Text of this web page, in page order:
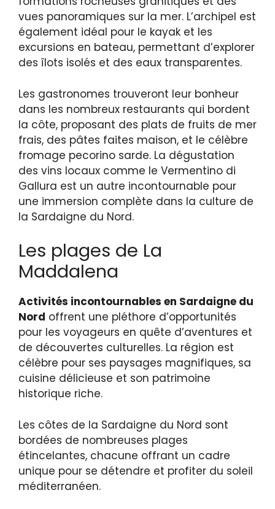
vues panoramiques sur la mer. L’archipel est
également idéal pour le kayak et les
excursions en bateau, permettant d’explorer
des îlots isolés et des eaux transparentes.
Les gastronomes trouveront leur bonheur
dans les nombreux restaurants qui bordent
la côte, proposant des plats de fruits de mer
frais, des pâtes faites maison, et le célèbre
fromage pecorino sarde. La dégustation
des vins locaux comme le Vermentino di
Gallura est un autre incontournable pour
une immersion complète dans la culture de
la Sardaigne du Nord.
Les plages de La
Maddalena
Activités incontournables en Sardaigne du
Nord offrent une pléthore d’opportunités
pour les voyageurs en quête d’aventures et
de découvertes culturelles. La région est
célèbre pour ses paysages magnifiques, sa
cuisine délicieuse et son patrimoine
historique riche.
Les côtes de la Sardaigne du Nord sont
bordées de nombreuses plages
étincelantes, chacune offrant un cadre
unique pour se détendre et profiter du soleil
méditerranéen.